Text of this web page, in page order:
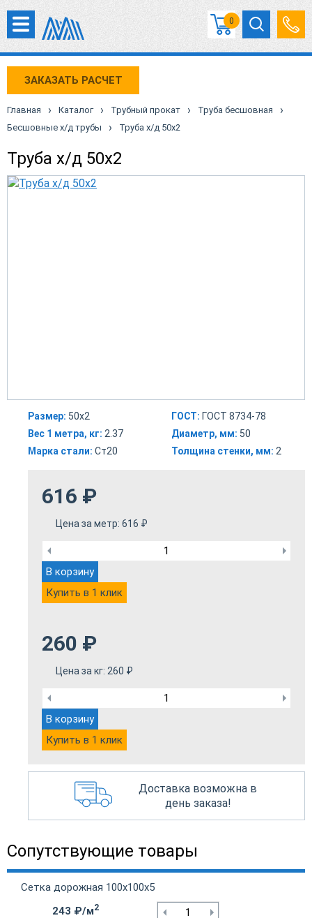
0
ЗАКАЗАТЬ РАСЧЕТ
Главная › Каталог › Трубный прокат › Труба бесшовная ›
Бесшовные х/д трубы › Труба х/д 50х2
Труба х/д 50х2
Размер: 50х2
Вес 1 метра, кг: 2.37
Марка стали: Ст20
ГОСТ: ГОСТ 8734-78
Диаметр, мм: 50
Толщина стенки, мм: 2
616 ₽
Цена за метр: 616 ₽
В корзину
Купить в 1 клик
260 ₽
Цена за кг: 260 ₽
В корзину
Купить в 1 клик
Доставка возможна в
день заказа!
Сопутствующие товары
Сетка дорожная 100х100х5
243 ₽/м2